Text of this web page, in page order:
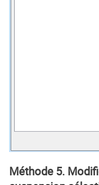
Méthode 5.